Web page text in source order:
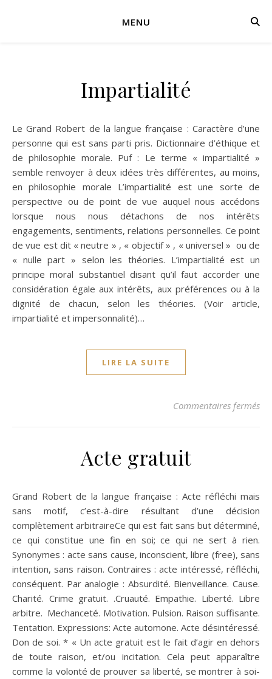
MENU
Impartialité
Le Grand Robert de la langue française : Caractère d’une
personne qui est sans parti pris. Dictionnaire d’éthique et
de philosophie morale. Puf : Le terme « impartialité »
semble renvoyer à deux idées très différentes, au moins,
en philosophie morale L’impartialité est une sorte de
perspective ou de point de vue auquel nous accédons
lorsque nous nous détachons de nos intérêts
engagements, sentiments, relations personnelles. Ce point
de vue est dit « neutre » , « objectif » , « universel » ou de
« nulle part » selon les théories. L’impartialité est un
principe moral substantiel disant qu’il faut accorder une
considération égale aux intérêts, aux préférences ou à la
dignité de chacun, selon les théories. (Voir article,
impartialité et impersonnalité)…
LIRE LA SUITE
Commentaires fermés
Acte gratuit
Grand Robert de la langue française : Acte réfléchi mais
sans motif, c’est-à-dire résultant d’une décision
complètement arbitraireCe qui est fait sans but déterminé,
ce qui constitue une fin en soi; ce qui ne sert à rien.
Synonymes : acte sans cause, inconscient, libre (free), sans
intention, sans raison. Contraires : acte intéressé, réfléchi,
conséquent. Par analogie : Absurdité. Bienveillance. Cause.
Charité. Crime gratuit. .Cruauté. Empathie. Liberté. Libre
arbitre. Mechanceté. Motivation. Pulsion. Raison suffisante.
Tentation. Expressions: Acte automone. Acte désintéressé.
Don de soi. * « Un acte gratuit est le fait d’agir en dehors
de toute raison, et/ou incitation. Cela peut apparaître
comme la volonté de prouver sa liberté, se montrer à soi-